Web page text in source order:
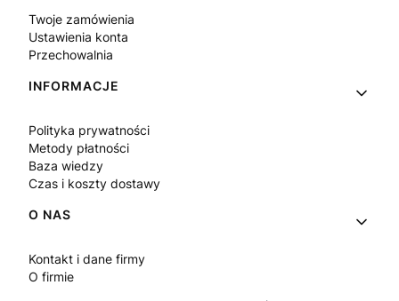
Twoje zamówienia
Ustawienia konta
Przechowalnia
INFORMACJE
Polityka prywatności
Metody płatności
Baza wiedzy
Czas i koszty dostawy
O NAS
Kontakt i dane firmy
O firmie